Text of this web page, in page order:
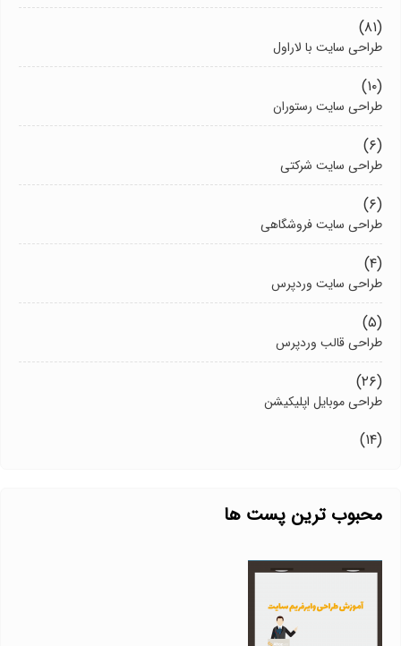
(۸۱)
طراحی سایت با لاراول
(۱۰)
طراحی سایت رستوران
(۶)
طراحی سایت شرکتی
(۶)
طراحی سایت فروشگاهی
(۴)
طراحی سایت وردپرس
(۵)
طراحی قالب وردپرس
(۲۶)
طراحی موبایل اپلیکیشن
(۱۴)
محبوب ترین پست ها